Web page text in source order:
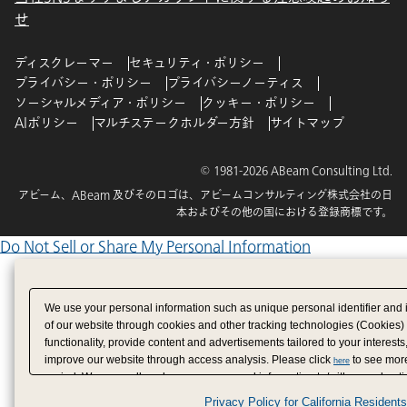
せ
ディスクレーマー
セキュリティ・ポリシー
プライバシー・ポリシー
プライバシーノーティス
ソーシャルメディア・ポリシー
クッキー・ポリシー
AIポリシー
マルチステークホルダー方針 サイトマップ
© 1981-2026 ABeam Consulting Ltd.
アビーム、ABeam 及びそのロゴは、アビームコンサルティング株式会社の日
本およびその他の国における登録商標です。
Do Not Sell or Share My Personal Information
We use your personal information such as unique personal identifier
of our website through cookies and other tracking technologies
functionality, provide content and advertisements tailored to your
improve our website through access analysis. Please click here to see
period. We may sell or share your personal information to/with our
Privacy Policy for California Residents